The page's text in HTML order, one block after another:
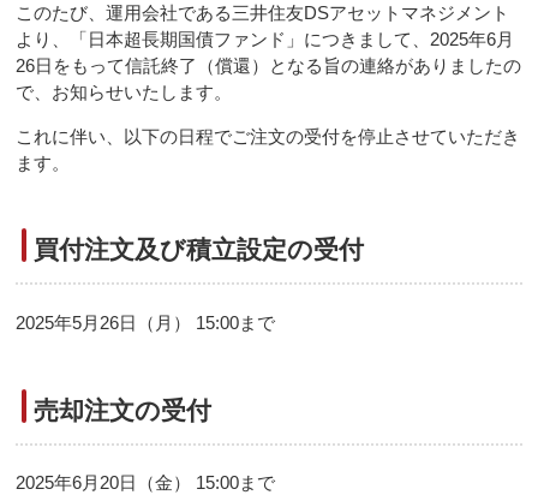
このたび、運用会社である三井住友DSアセットマネジメント
より、「日本超長期国債ファンド」につきまして、2025年6月
26日をもって信託終了（償還）となる旨の連絡がありましたの
で、お知らせいたします。
これに伴い、以下の日程でご注文の受付を停止させていただき
ます。
買付注文及び積立設定の受付
2025年5月26日（月） 15:00まで
売却注文の受付
2025年6月20日（金） 15:00まで